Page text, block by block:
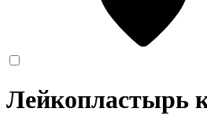
Лейкопластырь